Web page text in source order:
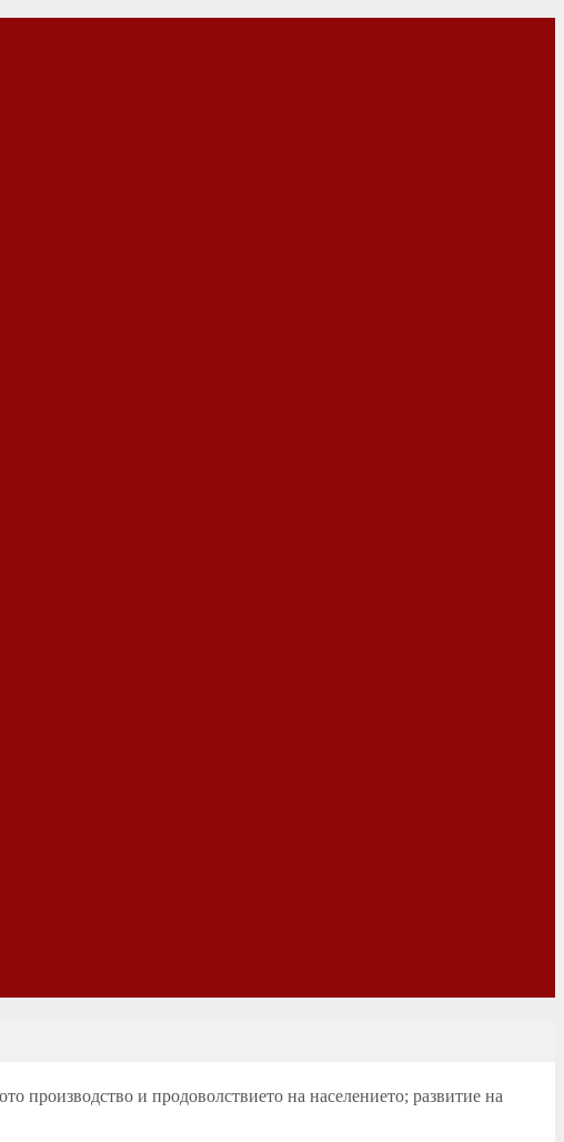
производство и продоволствието на населението; развитие на